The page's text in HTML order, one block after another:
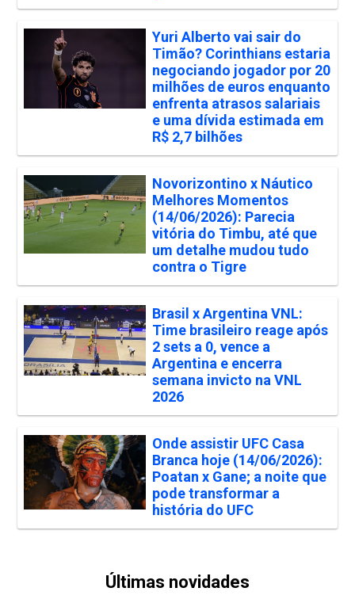
Yuri Alberto vai sair do
Timão? Corinthians estaria
negociando jogador por 20
milhões de euros enquanto
enfrenta atrasos salariais
e uma dívida estimada em
R$ 2,7 bilhões
Novorizontino x Náutico
Melhores Momentos
(14/06/2026): Parecia
vitória do Timbu, até que
um detalhe mudou tudo
contra o Tigre
Brasil x Argentina VNL:
Time brasileiro reage após
2 sets a 0, vence a
Argentina e encerra
semana invicto na VNL
2026
Onde assistir UFC Casa
Branca hoje (14/06/2026):
Poatan x Gane; a noite que
pode transformar a
história do UFC
Últimas novidades